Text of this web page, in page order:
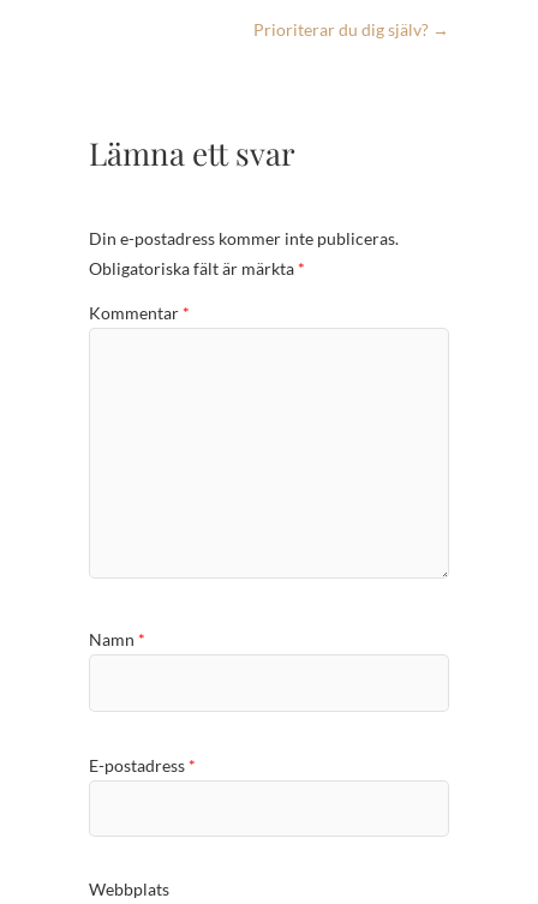
Prioriterar du dig själv? →
Lämna ett svar
Din e-postadress kommer inte publiceras.
Obligatoriska fält är märkta *
Kommentar *
Namn *
E-postadress *
Webbplats